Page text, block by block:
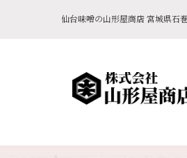
仙台味噌の山形屋商店 宮城県石